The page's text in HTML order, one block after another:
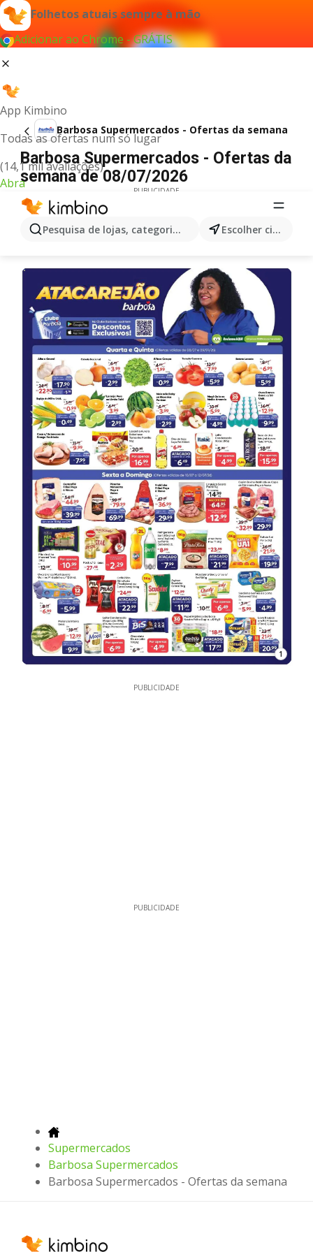
Folhetos atuais sempre à mão
Adicionar ao Chrome - GRÁTIS
App Kimbino
Todas as ofertas num só lugar
(14,1 mil avaliações)
Abra
Pesquisa de lojas, categorias,produtos... Escolher cidade
Barbosa Supermercados - Ofertas da semana
Barbosa Supermercados - Ofertas da
semana de 08/07/2026
PUBLICIDADE
1
PUBLICIDADE
PUBLICIDADE
Supermercados
Barbosa Supermercados
Barbosa Supermercados - Ofertas da semana